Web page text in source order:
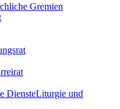
Gremien
Liturgie und